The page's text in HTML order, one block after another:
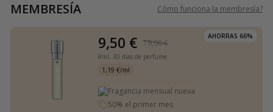
MEMBRESÍA Cómo funciona la membresía?
AHORRAS 66%
9,50 € 19,00 €
8ml, 30 días de perfume
1,19 €/ml
Fragancia mensual nueva
50% el primer mes